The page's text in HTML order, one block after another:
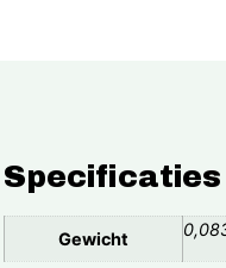
Specificaties
Gewicht